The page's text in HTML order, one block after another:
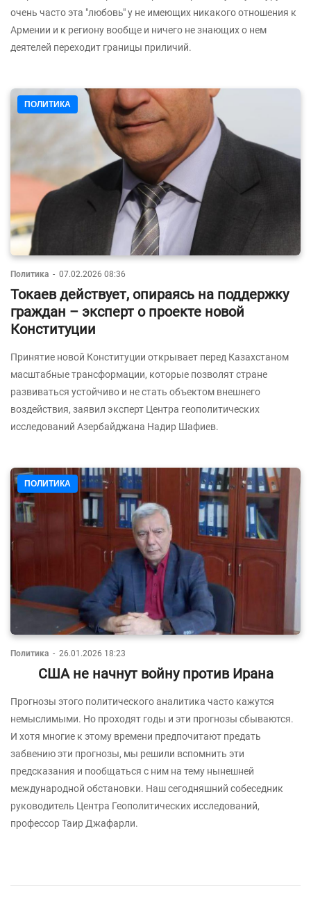
очень часто эта "любовь" у не имеющих никакого отношения к
Армении и к региону вообще и ничего не знающих о нем
деятелей переходит границы приличий.
ПОЛИТИКА
Политика - 07.02.2026 08:36
Токаев действует, опираясь на поддержку
граждан – эксперт о проекте новой
Конституции
Принятие новой Конституции открывает перед Казахстаном
масштабные трансформации, которые позволят стране
развиваться устойчиво и не стать объектом внешнего
воздействия, заявил эксперт Центра геополитических
исследований Азербайджана Надир Шафиев.
ПОЛИТИКА
Политика - 26.01.2026 18:23
США не начнут войну против Ирана
Прогнозы этого политического аналитика часто кажутся
немыслимыми. Но проходят годы и эти прогнозы сбываются.
И хотя многие к этому времени предпочитают предать
забвению эти прогнозы, мы решили вспомнить эти
предсказания и пообщаться с ним на тему нынешней
международной обстановки. Наш сегодняшний собеседник
руководитель Центра Геополитических исследований,
профессор Таир Джафарли.